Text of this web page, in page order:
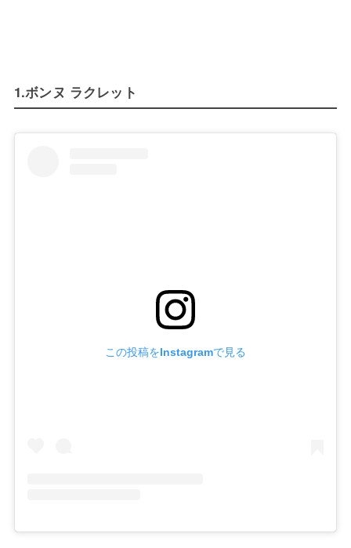
1.ボンヌ ラクレット
この投稿をInstagramで見る